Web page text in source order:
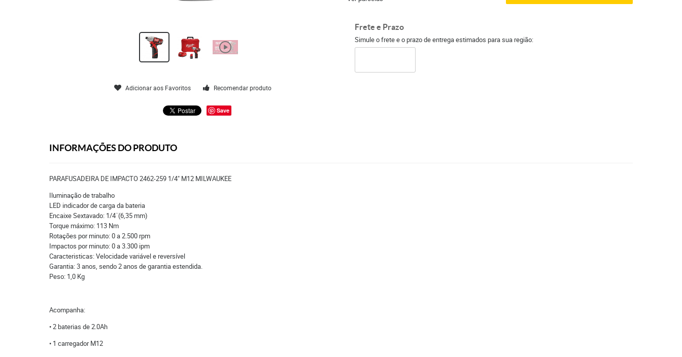
Adicionar aos Favoritos Recomendar produto
Save
Frete e Prazo
Simule o frete e o prazo de entrega estimados para sua região:
INFORMAÇÕES DO PRODUTO
PARAFUSADEIRA DE IMPACTO 2462-259 1/4" M12 MILWAUKEE
Iluminação de trabalho
LED indicador de carga da bateria
Encaixe Sextavado: 1/4¨(6,35 mm)
Torque máximo: 113 Nm
Rotações por minuto: 0 a 2.500 rpm
Impactos por minuto: 0 a 3.300 ipm
Caracteristicas: Velocidade variável e reversível
Garantia: 3 anos, sendo 2 anos de garantia estendida.
Peso: 1,0 Kg
Acompanha:
• 2 baterias de 2.0Ah
• 1 carregador M12